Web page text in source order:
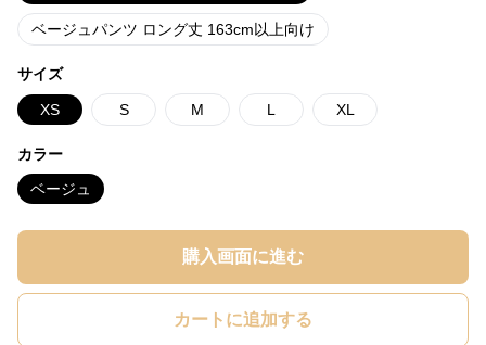
ベージュパンツ ロング丈 163cm以上向け
サイズ
XS S M L XL
カラー
ベージュ
購入画面に進む
カートに追加する